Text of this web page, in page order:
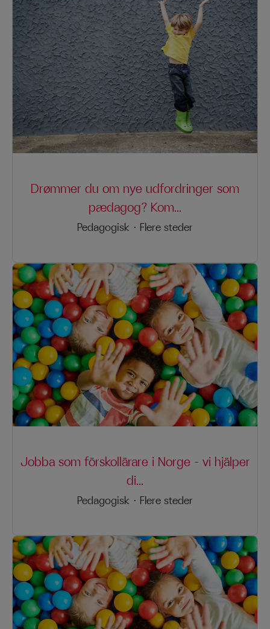
Drømmer du om nye udfordringer som
pædagog? Kom...
Pedagogisk · Flere steder
Jobba som förskollärare i Norge – vi hjälper
di...
Pedagogisk · Flere steder